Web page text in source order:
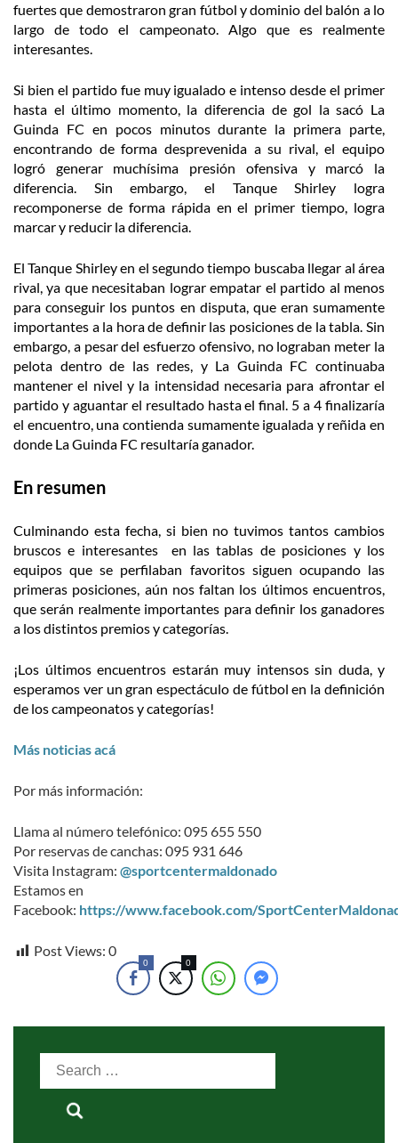
fuertes que demostraron gran fútbol y dominio del balón a lo
largo de todo el campeonato. Algo que es realmente
interesantes.
Si bien el partido fue muy igualado e intenso desde el primer
hasta el último momento, la diferencia de gol la sacó La
Guinda FC en pocos minutos durante la primera parte,
encontrando de forma desprevenida a su rival, el equipo
logró generar muchísima presión ofensiva y marcó la
diferencia. Sin embargo, el Tanque Shirley logra
recomponerse de forma rápida en el primer tiempo, logra
marcar y reducir la diferencia.
El Tanque Shirley en el segundo tiempo buscaba llegar al área
rival, ya que necesitaban lograr empatar el partido al menos
para conseguir los puntos en disputa, que eran sumamente
importantes a la hora de definir las posiciones de la tabla. Sin
embargo, a pesar del esfuerzo ofensivo, no lograban meter la
pelota dentro de las redes, y La Guinda FC continuaba
mantener el nivel y la intensidad necesaria para afrontar el
partido y aguantar el resultado hasta el final. 5 a 4 finalizaría
el encuentro, una contienda sumamente igualada y reñida en
donde La Guinda FC resultaría ganador.
En resumen
Culminando esta fecha, si bien no tuvimos tantos cambios
bruscos e interesantes en las tablas de posiciones y los
equipos que se perfilaban favoritos siguen ocupando las
primeras posiciones, aún nos faltan los últimos encuentros,
que serán realmente importantes para definir los ganadores
a los distintos premios y categorías.
¡Los últimos encuentros estarán muy intensos sin duda, y
esperamos ver un gran espectáculo de fútbol en la definición
de los campeonatos y categorías!
Más noticias acá
Por más información:
Llama al número telefónico: 095 655 550
Por reservas de canchas: 095 931 646
Visita Instagram: @sportcentermaldonado
Estamos en
Facebook: https://www.facebook.com/
Post Views: 0
0 0
Search